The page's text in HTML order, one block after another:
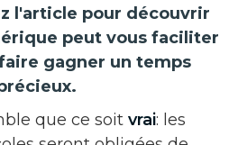
l'article pour découvrir
peut vous faciliter
gagner un temps
que ce soit vrai: les